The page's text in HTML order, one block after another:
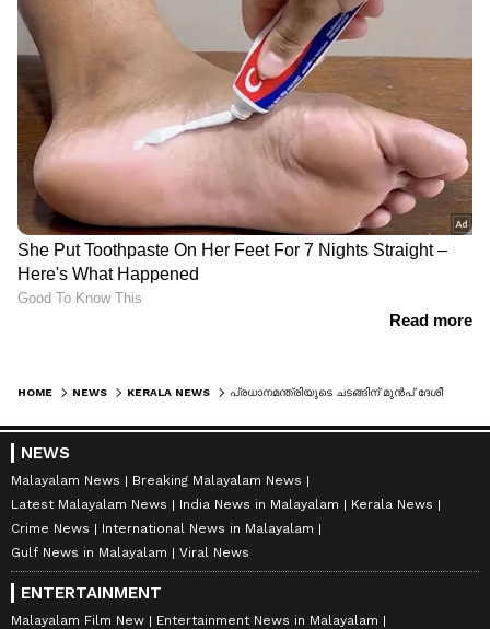
HOME NEWS KERALA NEWS
NEWS
Malayalam News
Breaking Malayalam News
Latest Malayalam News
India News in Malayalam
Kerala News
Crime News
International News in Malayalam
Gulf News in Malayalam
Viral News
ENTERTAINMENT
Malayalam Film New
Entertainment News in Malayalam